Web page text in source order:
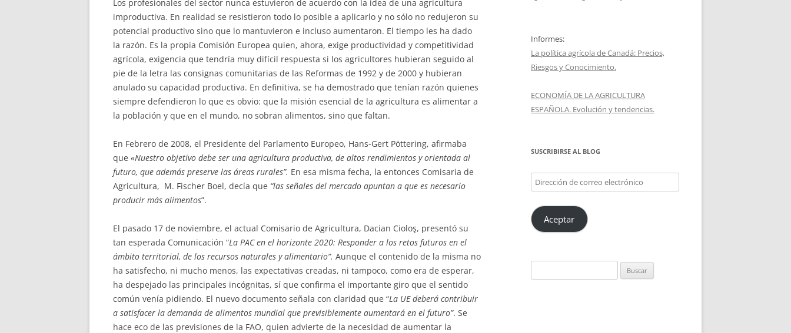
Los profesionales del sector nunca estuvieron de acuerdo con la idea de una agricultura
improductiva. En realidad se resistieron todo lo posible a aplicarlo y no sólo no redujeron su
potencial productivo sino que lo mantuvieron e incluso aumentaron. El tiempo les ha dado
la razón. Es la propia Comisión Europea quien, ahora, exige productividad y competitividad
agrícola, exigencia que tendría muy difícil respuesta si los agricultores hubieran seguido al
pie de la letra las consignas comunitarias de las Reformas de 1992 y de 2000 y hubieran
anulado su capacidad productiva. En definitiva, se ha demostrado que tenían razón quienes
siempre defendieron lo que es obvio: que la misión esencial de la agricultura es alimentar a
la población y que en el mundo, no sobran alimentos, sino que faltan.
En Febrero de 2008, el Presidente del Parlamento Europeo, Hans-Gert Pöttering, afirmaba
que «Nuestro objetivo debe ser una agricultura productiva, de altos rendimientos y orientada al
futuro, que además preserve las áreas rurales”. En esa misma fecha, la entonces Comisaria de
Agricultura, M. Fischer Boel, decía que “las señales del mercado apuntan a que es necesario
producir más alimentos”.
El pasado 17 de noviembre, el actual Comisario de Agricultura, Dacian Cioloş, presentó su
tan esperada Comunicación “La PAC en el horizonte 2020: Responder a los retos futuros en el
ámbito territorial, de los recursos naturales y alimentario”. Aunque el contenido de la misma no
ha satisfecho, ni mucho menos, las expectativas creadas, ni tampoco, como era de esperar,
ha despejado las principales incógnitas, sí que confirma el importante giro que el sentido
común venía pidiendo. El nuevo documento señala con claridad que “La UE deberá contribuir
a satisfacer la demanda de alimentos mundial que previsiblemente aumentará en el futuro”. Se
hace eco de las previsiones de la FAO, quien advierte de la necesidad de aumentar la
Informes:
La política agrícola de Canadá: Precios,
Riesgos y Conocimiento.
ECONOMÍA DE LA AGRICULTURA
ESPAÑOLA. Evolución y tendencias.
SUSCRIBIRSE AL BLOG
Dirección
de
correo
electrónico
Aceptar